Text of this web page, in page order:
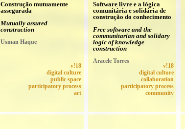
Construção mutuamente
assegurada
Mutually assured
construction
Usman Haque
v!18
digital culture
public space
participatory process
art
Software livre e a lógica
comunitária e solidária de
construção do conhecimento
Free software and the
communitarian and solidary
logic of knowledge
construction
Aracele Torres
v!18
digital culture
collaboration
participatory process
community